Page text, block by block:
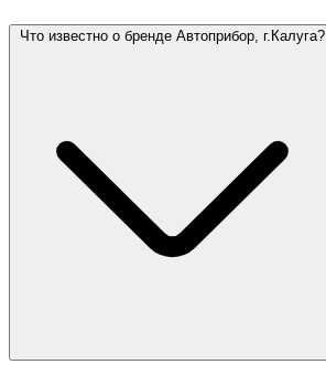
Что известно о бренде Автоприбор, г.Калуга?